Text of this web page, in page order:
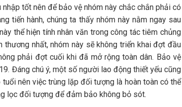
tốt nên để bảo vệ nhóm này chắc chắn phải có
tiến hành, chúng ta thấy nhóm này nằm ngay sau
thể hiện tính nhân văn trong công tác tiêm chủng
nhất, nhóm này sẽ không triển khai đợt đầu
phải đợt cuối khi đã mở rộng toàn dân. Bảo vệ
Đáng chú ý, một số người lao động thiết yếu cũng
nên việc trùng lặp đối tượng là hoàn toàn có thể
lọc đối tượng để đảm bảo không bỏ sót.